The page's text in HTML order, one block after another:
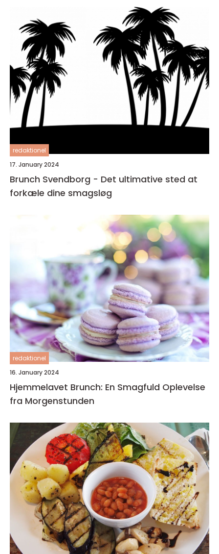
redaktionel
17. January 2024
Brunch Svendborg - Det ultimative sted at
forkæle dine smagsløg
redaktionel
16. January 2024
Hjemmelavet Brunch: En Smagfuld Oplevelse
fra Morgenstunden